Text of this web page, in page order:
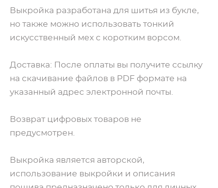
Выкройка разработана для шитья из букле,
но также можно использовать тонкий
искусственный мех с коротким ворсом.
Доставка: После оплаты вы получите ссылку
на скачивание файлов в PDF формате на
указанный адрес электронной почты.
Возврат цифровых товаров не
предусмотрен.
Выкройка является авторской,
использование выкройки и описания